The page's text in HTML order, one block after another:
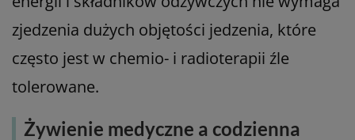
ok. 245 kcal, ok. 14–18 g białka (24% energii),
ok. 35% energii z tłuszczu,
41% z węglowodanów,
komplet witamin i składników mineralnych (m.in.
magnez).